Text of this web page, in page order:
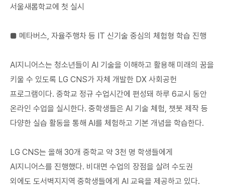
서울새롬학교에 첫 실시
■ 메타버스, 자율주행차 등 IT 신기술 중심의 체험형 학습 진행
AI지니어스는 청소년들이 AI 기술을 이해하고 활용해 미래의 꿈을
키울 수 있도록 LG CNS가 자체 개발한 DX 사회공헌
프로그램이다. 중학교 정규 수업시간에 편성돼 하루 6교시 동안
온라인 수업을 실시한다. 중학생들은 AI 기술 체험, 챗봇 제작 등
다양한 실습 활동을 통해 AI를 체험하고 기본 개념을 학습한다.
LG CNS는 올해 30개 중학교 약 3천 명 학생들에게
AI지니어스를 진행했다. 비대면 수업의 장점을 살려 수도권
외에도 도서벽지지역 중학생들에게 AI 교육을 제공하고 있다.